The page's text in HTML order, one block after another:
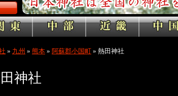
» 九州 » 熊本 » 阿蘇郡小国町 » 熱田神社
神社